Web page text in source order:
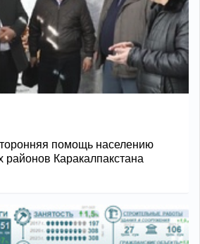
помощь населению
Каракалпакстана